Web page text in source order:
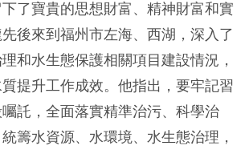
了寶貴的思想財富、精神財富和實
後來到福州市左海、西湖，深入了
和水生態保護相關項目建設情況，
提升工作成效。他指出，要牢記習
託，全面落實精準治污、科學治
籌水資源、水環境、水生態治理，